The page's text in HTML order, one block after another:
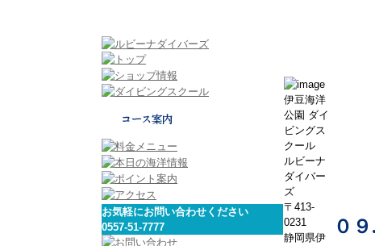
お気軽にお問い合わせください
0557-51-7777
０
伊豆海洋
公園 ダイ
ビングス
クール
ルビーナ
ダイバー
ズ
〒413-
0231
静岡県伊